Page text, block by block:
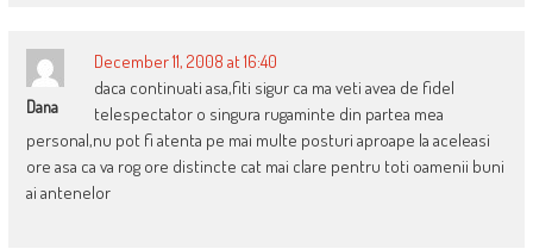
Dana
December 11, 2008 at 16:40
daca continuati asa,fiti sigur ca ma veti avea de fidel
telespectator o singura rugaminte din partea mea
personal,nu pot fi atenta pe mai multe posturi aproape la aceleasi
ore asa ca va rog ore distincte cat mai clare pentru toti oamenii buni
ai antenelor